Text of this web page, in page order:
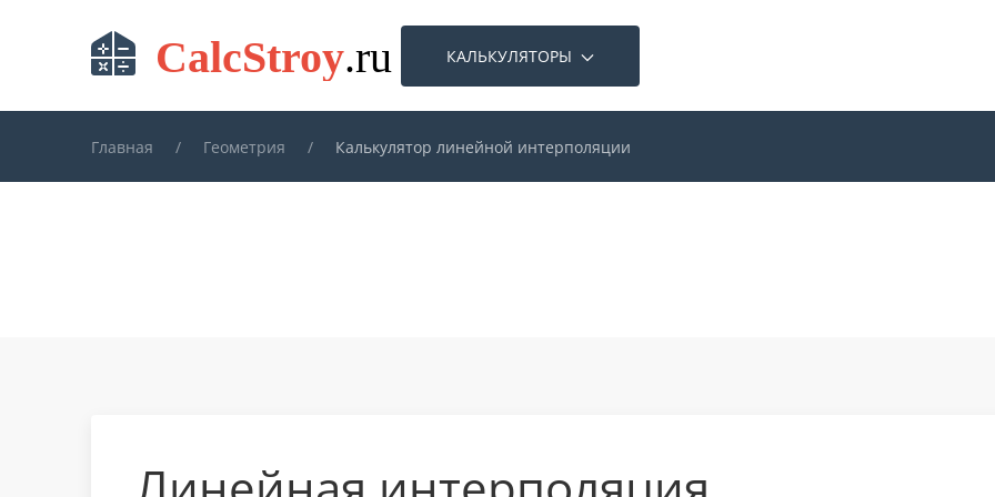
Skip to main content
КАЛЬКУЛЯТОРЫ
Главная Геометрия Калькулятор линейной интерполяции